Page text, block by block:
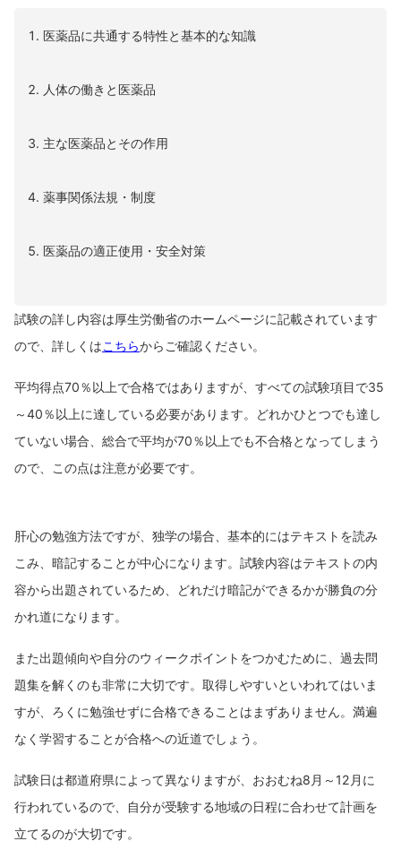
医薬品に共通する特性と基本的な知識
人体の働きと医薬品
主な医薬品とその作用
薬事関係法規・制度
医薬品の適正使用・安全対策
試験の詳し内容は厚生労働省のホームページに記載されています
ので、詳しくはこちらからご確認ください。
平均得点70％以上で合格ではありますが、すべての試験項目で35
～40％以上に達している必要があります。どれかひとつでも達し
ていない場合、総合で平均が70％以上でも不合格となってしまう
ので、この点は注意が必要です。
肝心の勉強方法ですが、独学の場合、基本的にはテキストを読み
こみ、暗記することが中心になります。試験内容はテキストの内
容から出題されているため、どれだけ暗記ができるかが勝負の分
かれ道になります。
また出題傾向や自分のウィークポイントをつかむために、過去問
題集を解くのも非常に大切です。取得しやすいといわれてはいま
すが、ろくに勉強せずに合格できることはまずありません。満遍
なく学習することが合格への近道でしょう。
試験日は都道府県によって異なりますが、おおむね8月～12月に
行われているので、自分が受験する地域の日程に合わせて計画を
立てるのが大切です。